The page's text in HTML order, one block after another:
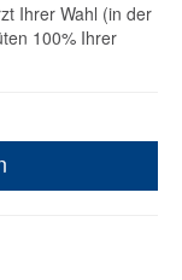
Ihrer Wahl (in der
100% Ihrer